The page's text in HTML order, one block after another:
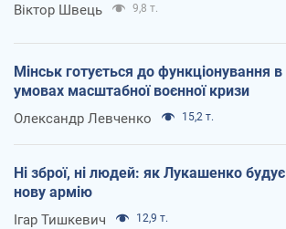
Віктор Швець 9,8 т.
Мінськ готується до функціонування в
умовах масштабної воєнної кризи
Олександр Левченко 15,2 т.
Ні зброї, ні людей: як Лукашенко будує
нову армію
Ігар Тишкевич 12,9 т.